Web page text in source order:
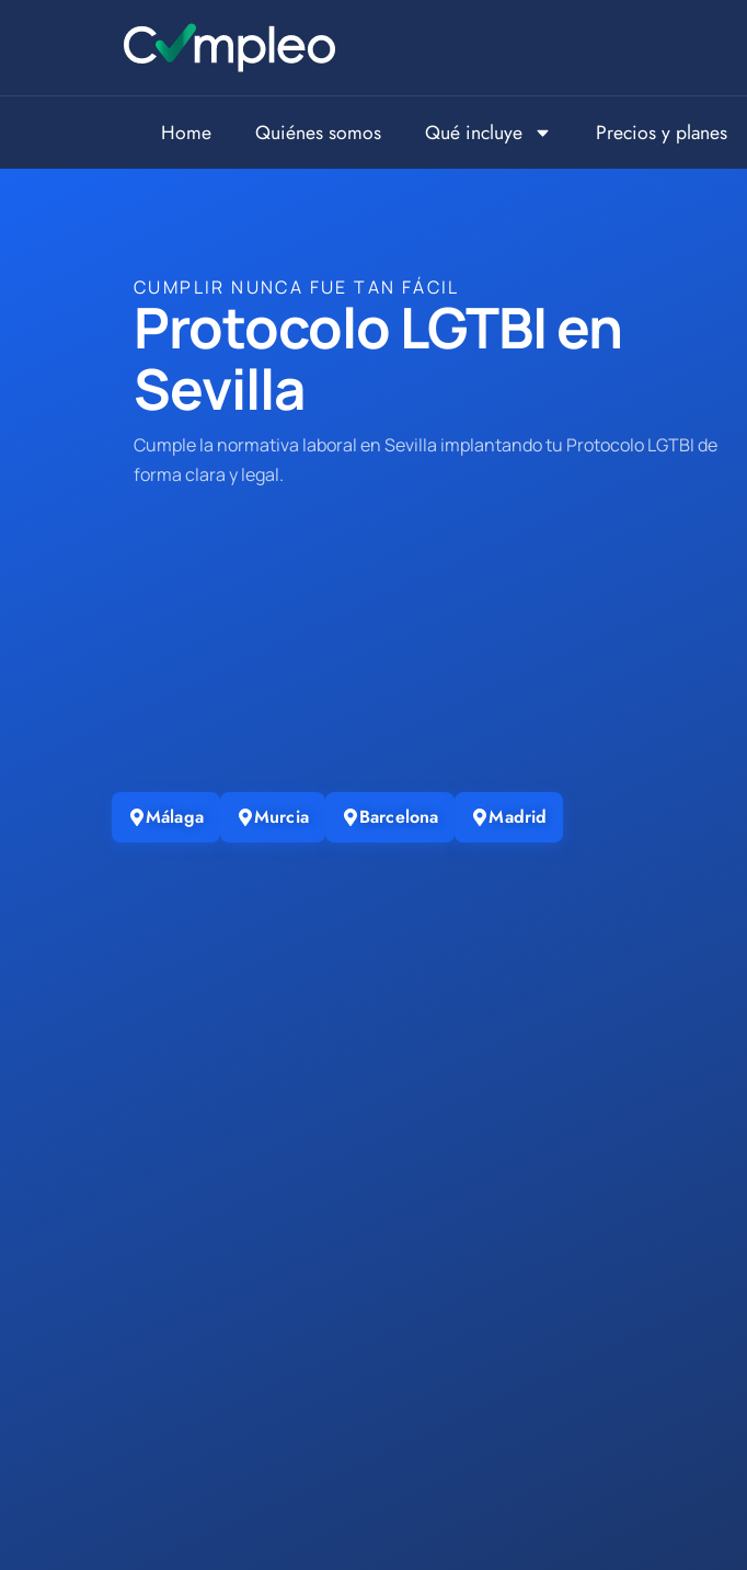
Home Quiénes somos Qué incluye Precios y planes
CUMPLIR NUNCA FUE TAN FÁCIL
Protocolo LGTBI en
Sevilla
Cumple la normativa laboral en Sevilla implantando tu Protocolo LGTBI de
forma clara y legal.
Málaga Murcia Barcelona Madrid